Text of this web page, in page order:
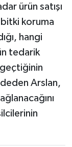
ürün satışı
koruma
hangi
tedarik
Arslan,